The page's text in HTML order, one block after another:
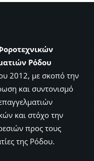
Ρόδου
2012, με σκοπό την
και συντονισμό
και στόχο την
προς τους
της Ρόδου.